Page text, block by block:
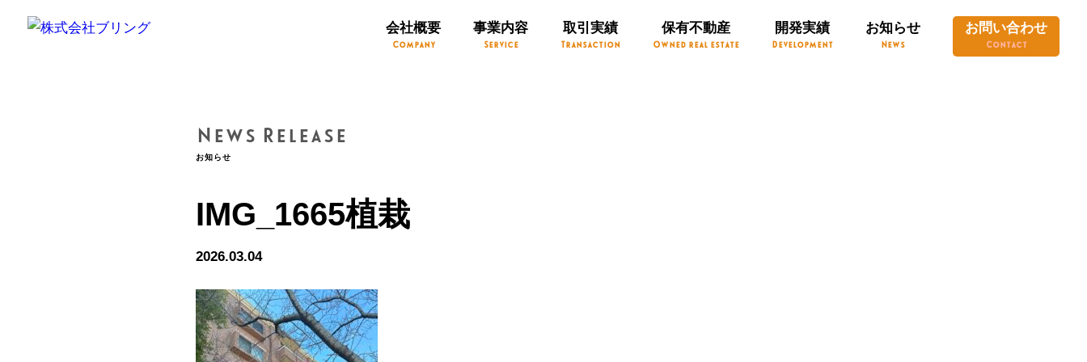
会社概要
Company
事業内容
Service
取引実績
Transaction
保有不動産
Owned real estate
開発実績
Development
お知らせ
News
お問い合わせ
Contact
News Release
お知らせ
IMG_1665植栽
2026.03.04